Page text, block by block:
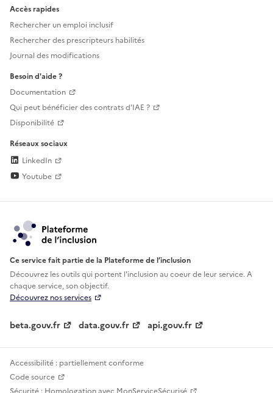
Accès rapides
Rechercher un emploi inclusif
Rechercher des prescripteurs habilités
Journal des modifications
Besoin d'aide ?
Documentation
Qui peut bénéficier des contrats d'IAE ?
Disponibilité
Réseaux sociaux
LinkedIn
Youtube
Ce service fait partie de la Plateforme de l’inclusion
Découvrez les outils qui portent l'inclusion aucoeur de leur service. A
chaque service, son objectif.
Découvrez nos services
beta.gouv.fr data.gouv.fr api.gouv.fr
Accessibilité : partiellement conforme
Code source